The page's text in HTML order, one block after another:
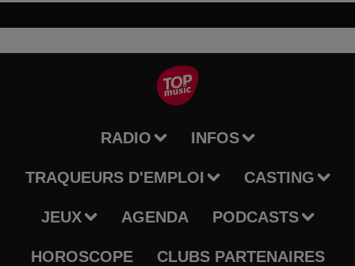
RADIO INFOS
TRAQUEURS D'EMPLOI CASTING
JEUX AGENDA PODCASTS
HOROSCOPE CLUBS PARTENAIRES